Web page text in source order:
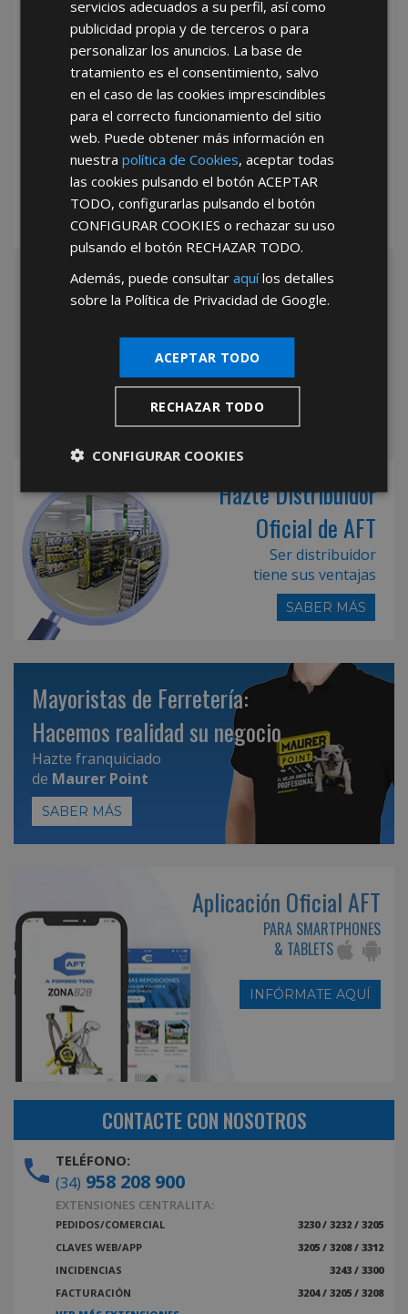
*Abstenerse particulares, sólo venta a tiendas y empresas minoristas y
Hazte Distribuidor
Oficial de AFT
Ser distribuidor
tiene sus ventajas
SABER MÁS
Mayoristas de Ferretería:
Hacemos realidad su negocio
Hazte franquiciado
de Maurer Point
SABER MÁS
Aplicación Oficial AFT
PARA SMARTPHONES
& TABLETS
INFÓRMATE AQUÍ
CONTACTE CON NOSOTROS
TELÉFONO:
(34) 958 208 900
EXTENSIONES CENTRALITA:
PEDIDOS/COMERCIAL
3230 / 3232 / 3205
CLAVES WEB/APP
3205 / 3208 / 3312
INCIDENCIAS
3243 / 3300
FACTURACIÓN
3204 / 3205 / 3208
servicios adecuados a su perfil, así como
publicidad propia y de terceros o para
personalizar los anuncios. La base de
tratamiento es el consentimiento, salvo
en el caso de las cookies imprescindibles
para el correcto funcionamiento del sitio
web. Puede obtener más información en
nuestrapolítica de Cookies, aceptar todas
las cookies pulsando el botónACEPTAR
TODO, configurarlas pulsando el botón
CONFIGURAR COOKIES o rechazar su uso
pulsando el botón RECHAZAR TODO.
Además, puede consultaraquílos detalles
sobre la Política de Privacidad de Google.
ACEPTAR TODO
RECHAZAR TODO
CONFIGURAR COOKIES